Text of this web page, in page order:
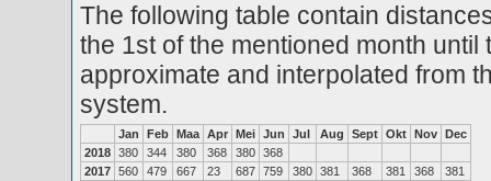
The following table contain
the 1st of the mentioned month
approximate and interpolated from
system.
Jan Feb Maa Apr Mei Jun Jul Aug Sept Okt Nov Dec
2018 380 344 380 368 380 368
2017 560 479 667 23 687 759 380 381 368 381 368
381